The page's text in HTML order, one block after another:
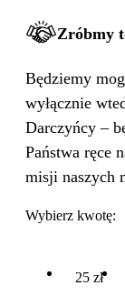
Zróbmy
Będziemy
wyłącznie
Darczyńcy –
Państwa ręce
misji naszych
Wybierz kwotę:
25 zł